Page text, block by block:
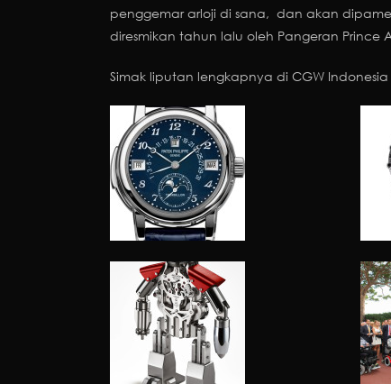
penggemar arloji di sana, dan akan
diresmikan tahun lalu oleh Pangeran Prince
Simak liputan lengkapnya di CGW Indonesia